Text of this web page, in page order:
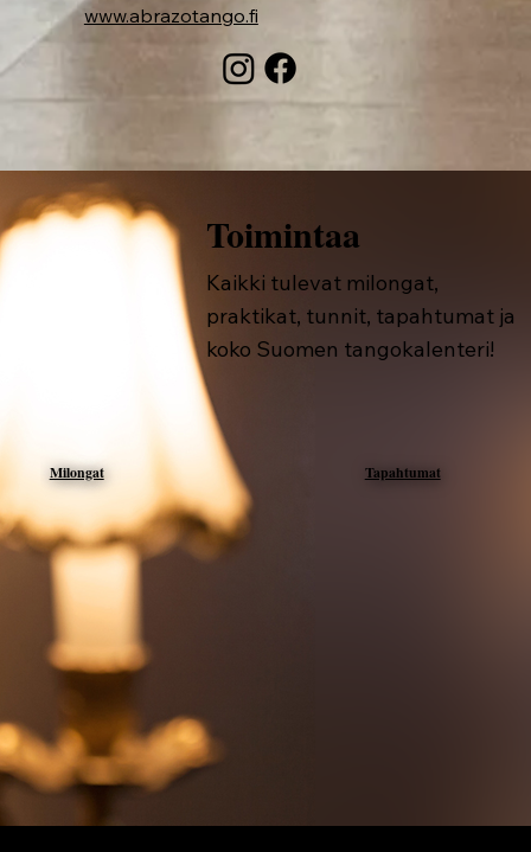
www.abrazotango.fi
Toimintaa
Kaikki tulevat milongat,
praktikat, tunnit, tapahtumat ja
koko Suomen tangokalenteri!
Milongat Tapahtumat